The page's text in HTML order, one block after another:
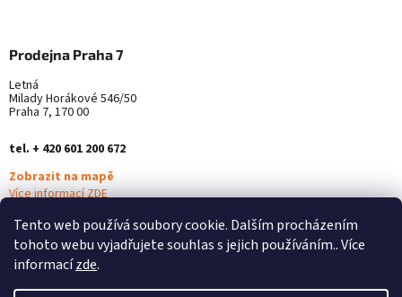
Tento web používá soubory cookie. Dalším procházením
tohoto webu vyjadřujete souhlas s jejich používáním.. Více
informacízde.
Prodejna Praha 7
Letná
Milady Horákové 546/50
Praha 7, 170 00
tel. + 420 601 200 672
Zobrazit na mapě
Více informací ZDE